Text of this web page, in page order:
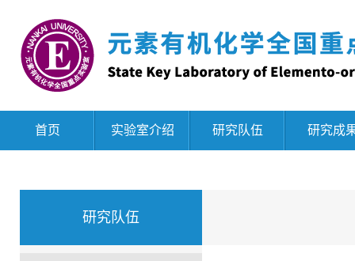
首页 实验室介绍 研究队伍 研究成
研究队伍